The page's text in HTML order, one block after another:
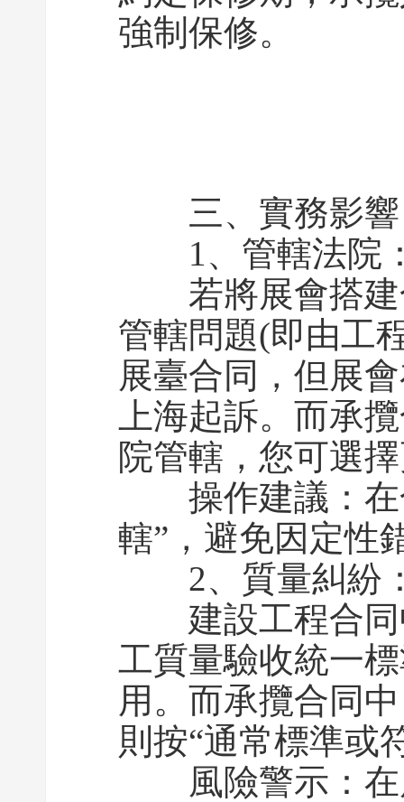
強制保修。
三、實務影響
1、管轄法院：
若將展會搭建
管轄問題(即由工
展臺合同，但展
上海起訴。而承
院管轄，您可選
操作建議：在
轄”，避免因定性
2、質量糾紛：
建設工程合同
工質量驗收統一
用。而承攬合同
則按“通常標準或
風險警示：在